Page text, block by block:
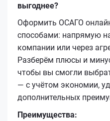
выгоднее?
Оформить ОСАГО
способами: напрямую
компании или через
Разберём плюсы и
чтобы вы смогли
— с учётом экономии,
дополнительных
Преимущества: